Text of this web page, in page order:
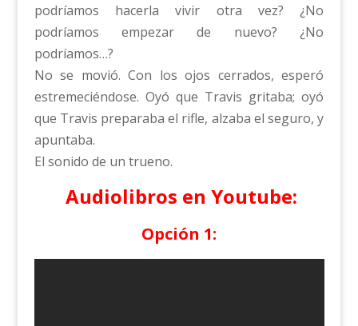
podríamos hacerla vivir otra vez? ¿No
podríamos empezar de nuevo? ¿No
podríamos…?
No se movió. Con los ojos cerrados, esperó
estremeciéndose. Oyó que Travis gritaba; oyó
que Travis preparaba el rifle, alzaba el seguro, y
apuntaba.
El sonido de un trueno.
Audiolibros en Youtube:
Opción 1: